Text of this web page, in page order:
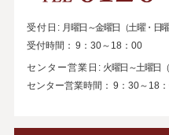
受付日: 月曜日～金曜日（土曜・日
受付時間： 9：30～18：00
センター営業日: 火曜日～土曜日
センター営業時間： 9：30～18